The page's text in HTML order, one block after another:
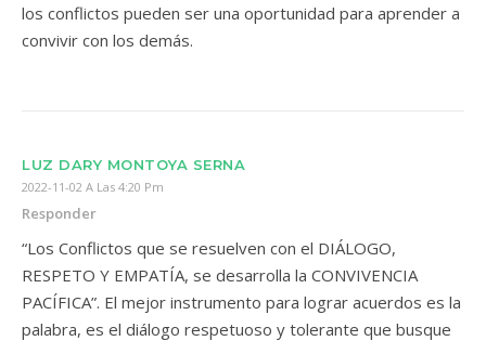
los conflictos pueden ser una oportunidad para aprender a
convivir con los demás.
LUZ DARY MONTOYA SERNA
2022-11-02 A Las 4:20 Pm
Responder
“Los Conflictos que se resuelven con el DIÁLOGO,
RESPETO Y EMPATÍA, se desarrolla la CONVIVENCIA
PACÍFICA”. El mejor instrumento para lograr acuerdos es la
palabra, es el diálogo respetuoso y tolerante que busque